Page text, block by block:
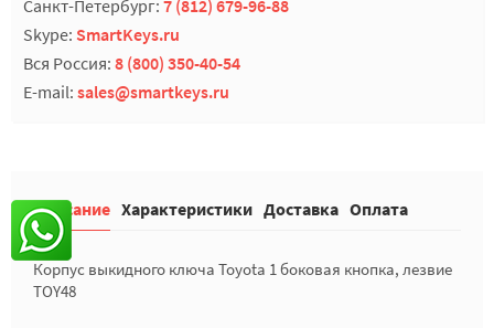
Санкт-Петербург: 7 (812) 679-96-88
Skype: SmartKeys.ru
Вся Россия: 8 (800) 350-40-54
E-mail: sales@smartkeys.ru
Описание Характеристики Доставка Оплата
Корпус выкидного ключа Toyota 1 боковая кнопка, лезвие
TOY48